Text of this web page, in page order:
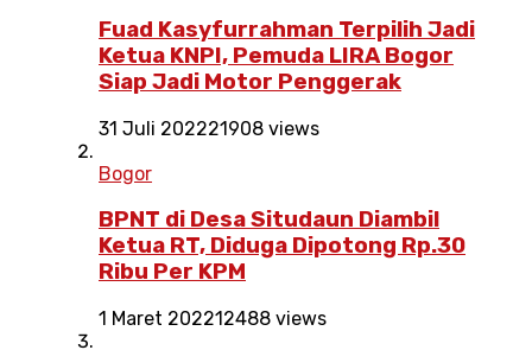
Fuad Kasyfurrahman Terpilih Jadi
Ketua KNPI, Pemuda LIRA Bogor
Siap Jadi Motor Penggerak
31 Juli 202221908 views
Bogor
BPNT di Desa Situdaun Diambil
Ketua RT, Diduga Dipotong Rp.30
Ribu Per KPM
1 Maret 202212488 views